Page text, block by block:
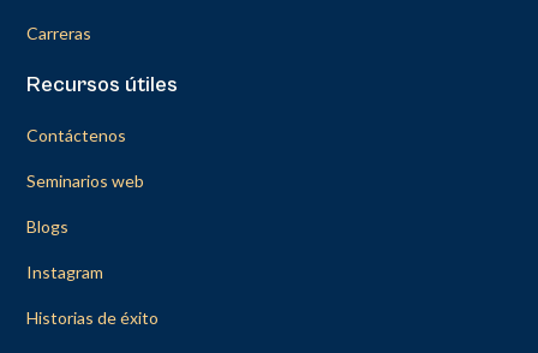
Carreras
Recursos útiles
Contáctenos
Seminarios web
Blogs
Instagram
Historias de éxito